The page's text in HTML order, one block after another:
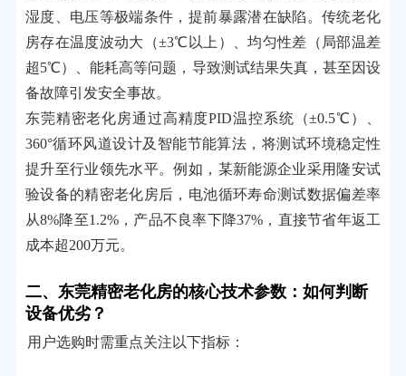
湿度、电压等极端条件，提前暴露潜在缺陷。传统老化
房存在温度波动大（±3℃以上）、均匀性差（局部温差
超5℃）、能耗高等问题，导致测试结果失真，甚至因设
备故障引发安全事故。
东莞精密老化房通过高精度PID温控系统（±0.5℃）、
360°循环风道设计及智能节能算法，将测试环境稳定性
提升至行业领先水平。例如，某新能源企业采用隆安试
验设备的精密老化房后，电池循环寿命测试数据偏差率
从8%降至1.2%，产品不良率下降37%，直接节省年返工
成本超200万元。
二、东莞精密老化房的核心技术参数：如何判断
设备优劣？
用户选购时需重点关注以下指标：